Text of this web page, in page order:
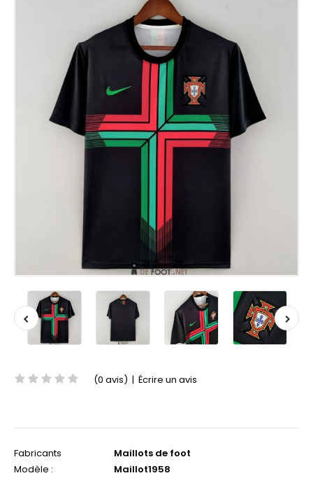
(0 avis) | Écrire un avis
Fabricants
Maillots de foot
Modèle :
Maillot1958